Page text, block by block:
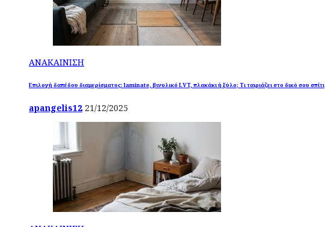
ΑΝΑΚΑΙΝΙΣΗ
Επιλογή δαπέδου διαμερίσματος: laminate, βινυλικό LVT, πλακάκι ή ξύλο; Τι ταιριάζει στο δικό σου σπίτι
apangelis12 21/12/2025